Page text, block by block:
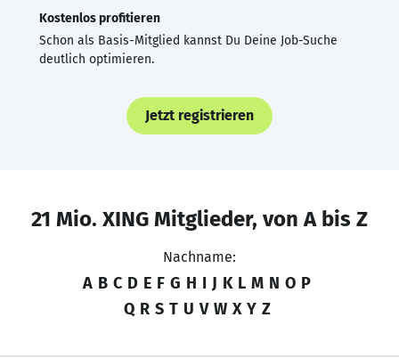
Kostenlos profitieren
Schon als Basis-Mitglied kannst Du Deine Job-Suche
deutlich optimieren.
Jetzt registrieren
21 Mio. XING Mitglieder, von A bis Z
Nachname:
A B C D E F G H I J K L M N O P
Q R S T U V W X Y Z